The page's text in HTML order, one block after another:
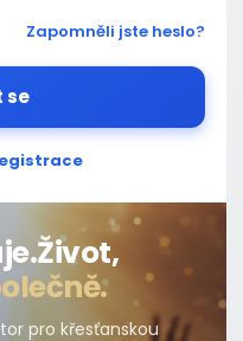
Zapomněli jste heslo?
se
Život,
pro křesťanskou